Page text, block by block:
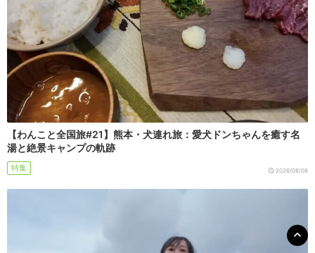
【わんこと全国旅#21】熊本・犬連れ旅：愛犬ドンちゃんを癒す名
湯と絶景キャンプの軌跡
特集 2026/08/08